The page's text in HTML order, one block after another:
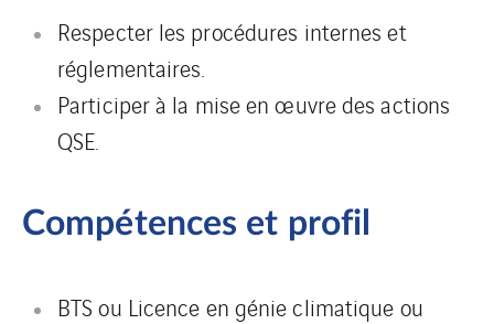
Respecter les procédures internes et
réglementaires.
Participer à la mise en œuvre des actions
QSE.
Compétences et profil
BTS ou Licence en génie climatique ou